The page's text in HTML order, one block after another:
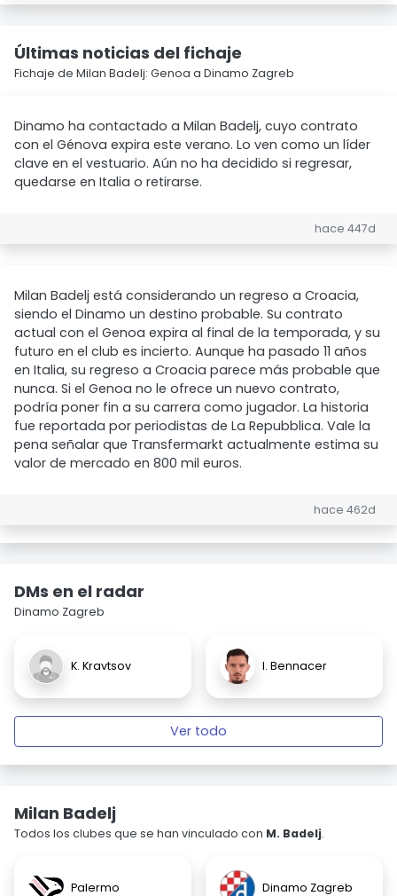
Últimas noticias del fichaje
Fichaje de Milan Badelj: Genoa a Dinamo Zagreb
Dinamo ha contactado a Milan Badelj, cuyo contrato
con el Génova expira este verano. Lo ven como un líder
clave en el vestuario. Aún no ha decidido si regresar,
quedarse en Italia o retirarse.
hace 447d
Milan Badelj está considerando un regreso a Croacia,
siendo el Dinamo un destino probable. Su contrato
actual con el Genoa expira al final de la temporada, y su
futuro en el club es incierto. Aunque ha pasado 11 años
en Italia, su regreso a Croacia parece más probable que
nunca. Si el Genoa no le ofrece un nuevo contrato,
podría poner fin a su carrera como jugador. La historia
fue reportada por periodistas de La Repubblica. Vale la
pena señalar que Transfermarkt actualmente estima su
valor de mercado en 800 mil euros.
hace 462d
DMs en el radar
Dinamo Zagreb
K. Kravtsov I. Bennacer
Ver todo
Milan Badelj
Todos los clubes que se han vinculado con M. Badelj.
Palermo Dinamo Zagreb